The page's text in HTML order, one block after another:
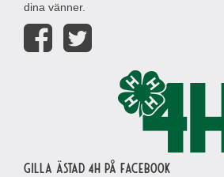
dina vänner.
Gilla Ästad 4H på Facebook